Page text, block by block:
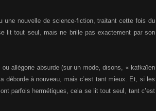
une nouvelle de science-fiction, traitant cette fois du
lit tout seul, mais ne brille pas exactement par son
allégorie absurde (sur un mode, disons, « kafkaïen
déborde à nouveau, mais c’est tant mieux. Et, si les
parfois hermétiques, cela se lit tout seul, tant c’est